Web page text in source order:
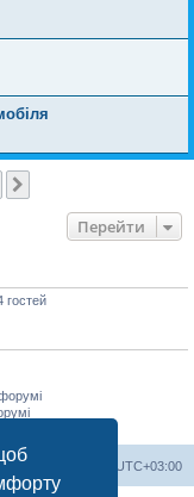
Перейти
гостей
UTC+03:00